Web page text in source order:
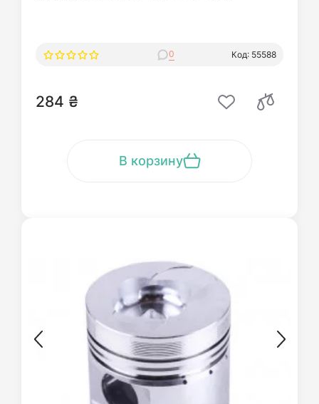
0 Код: 55588
284 ₴
В корзину